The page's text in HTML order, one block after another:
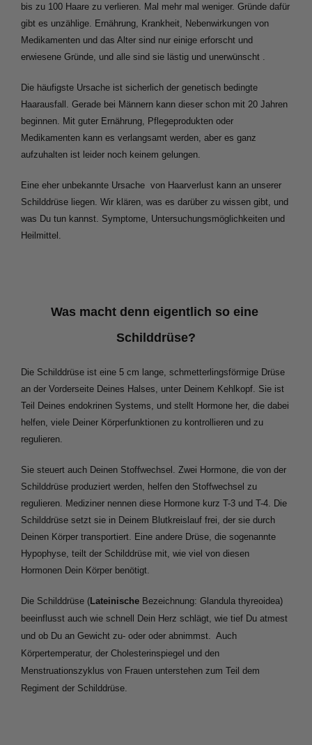
bis zu 100 Haare zu verlieren. Mal mehr mal weniger. Gründe dafür
gibt es unzählige. Ernährung, Krankheit, Nebenwirkungen von
Medikamenten und das Alter sind nur einige erforscht und
erwiesene Gründe, und alle sind sie lästig und unerwünscht .
Die häufigste Ursache ist sicherlich der genetisch bedingte
Haarausfall. Gerade bei Männern kann dieser schon mit 20 Jahren
beginnen. Mit guter Ernährung, Pflegeprodukten oder
Medikamenten kann es verlangsamt werden, aber es ganz
aufzuhalten ist leider noch keinem gelungen.
Eine eher unbekannte Ursache  von Haarverlust kann an unserer
Schilddrüse liegen. Wir klären, was es darüber zu wissen gibt, und
was Du tun kannst. Symptome, Untersuchungsmöglichkeiten und
Heilmittel.
Was macht denn eigentlich so eine
Schilddrüse?
Die Schilddrüse ist eine 5 cm lange, schmetterlingsförmige Drüse
an der Vorderseite Deines Halses, unter Deinem Kehlkopf. Sie ist
Teil Deines endokrinen Systems, und stellt Hormone her, die dabei
helfen, viele Deiner Körperfunktionen zu kontrollieren und zu
regulieren.
Sie steuert auch Deinen Stoffwechsel. Zwei Hormone, die von der
Schilddrüse produziert werden, helfen den Stoffwechsel zu
regulieren. Mediziner nennen diese Hormone kurz T-3 und T-4. Die
Schilddrüse setzt sie in Deinem Blutkreislauf frei, der sie durch
Deinen Körper transportiert. Eine andere Drüse, die sogenannte
Hypophyse, teilt der Schilddrüse mit, wie viel von diesen
Hormonen Dein Körper benötigt.
Die Schilddrüse ( Lateinische Bezeichnung: Glandula thyreoidea)
beeinflusst auch wie schnell Dein Herz schlägt, wie tief Du atmest
und ob Du an Gewicht zu- oder oder abnimmst.  Auch
Körpertemperatur, der Cholesterinspiegel und den
Menstruationszyklus von Frauen unterstehen zum Teil dem
Regiment der Schilddrüse.